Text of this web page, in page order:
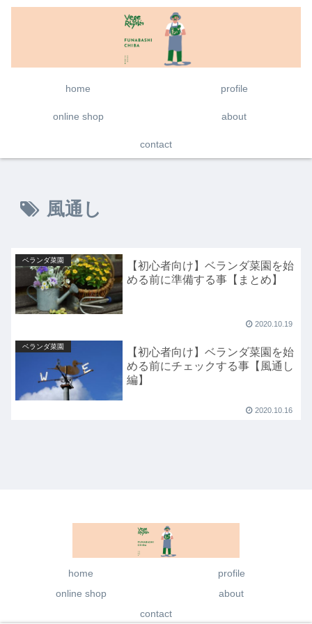
home profile
online shop about
contact
風通し
ベランダ菜園
【初心者向け】ベランダ菜園を始
める前に準備する事【まとめ】
2020.10.19
ベランダ菜園
【初心者向け】ベランダ菜園を始
める前にチェックする事【風通し
編】
2020.10.16
home
profile
online shop
about
contact